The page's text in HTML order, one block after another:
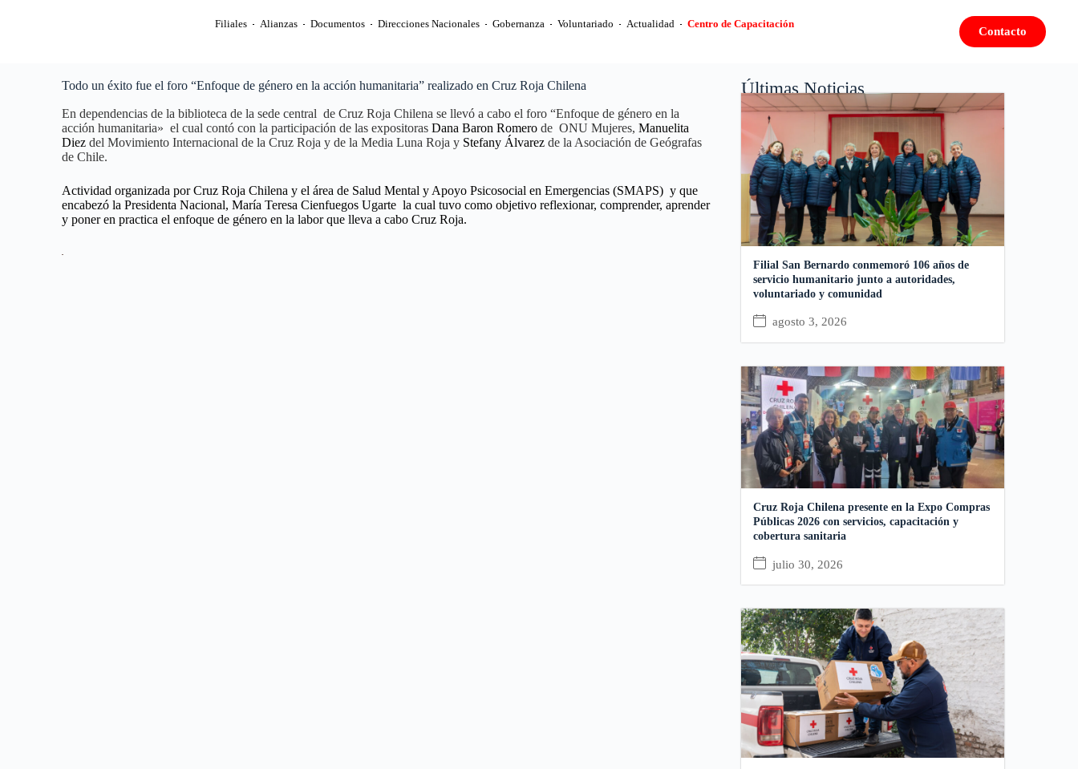
Filiales Alianzas Documentos Direcciones Nacionales Gobernanza Voluntariado Actualidad Centro de Capacitación
Contacto
Todo un éxito fue el foro “Enfoque de género en la acción humanitaria” realizado en Cruz Roja Chilena
En dependencias de la biblioteca de la sede central de Cruz Roja Chilena se llevó a cabo el foro “Enfoque de género en la
acción humanitaria» el cual contó con la participación de las expositorasDana Baron Romero de ONU Mujeres,Manuelita
Diez del Movimiento Internacional de la Cruz Roja y de la Media Luna Roja y Stefany Álvarez de la Asociación de Geógrafas
de Chile.
Actividad organizada por Cruz Roja Chilena y el área de Salud Mental y Apoyo Psicosocial en Emergencias (SMAPS) y que
encabezó la Presidenta Nacional, María Teresa Cienfuegos Ugarte la cual tuvo como objetivo reflexionar, comprender, aprender
y poner en practica el enfoque de género en la labor que lleva a cabo Cruz Roja.
Últimas Noticias
Filial San Bernardo conmemoró 106 años de
servicio humanitario junto a autoridades,
voluntariado y comunidad
agosto 3, 2026
Cruz Roja Chilena presente en la Expo Compras
Públicas 2026 con servicios, capacitación y
cobertura sanitaria
julio 30, 2026